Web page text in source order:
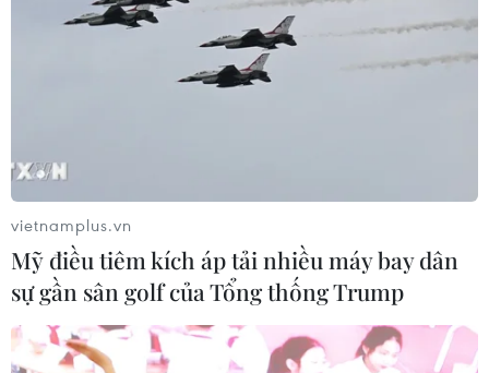
vietnamplus.vn
Mỹ điều tiêm kích áp tải nhiều máy bay dân
sự gần sân golf của Tổng thống Trump